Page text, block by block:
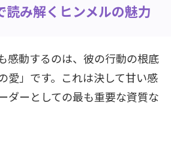
読み解くヒンメルの魅力
感動するのは、彼の行動の根底
愛」です。これは決して甘い感
ダーとしての最も重要な資質な